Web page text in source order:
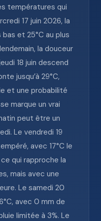
températures qui
17 juin 2026, la
bas et 25°C au plus
la douceur
18 juin descend
jusqu’à 29°C,
et une probabilité
marque un vrai
peut être un
Le vendredi 19
avec 17°C le
qui rapproche la
mais avec une
Le samedi 20
avec 0 mm de
limitée à 3%. Le